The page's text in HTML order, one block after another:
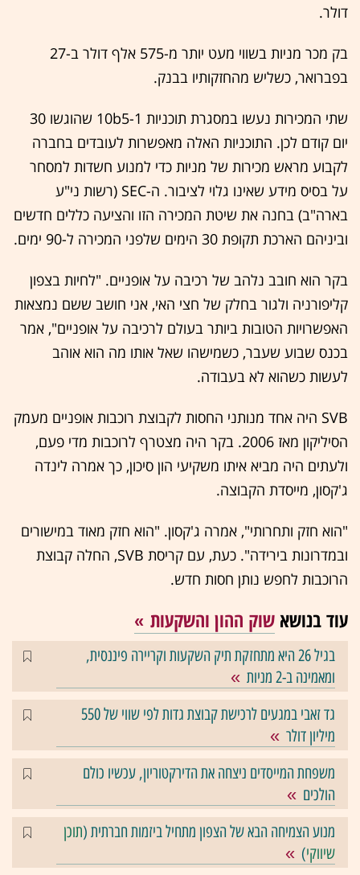
דולר.
בק מכר מניות בשווי מעט יותר מ-575 אלף דולר ב-27
בפברואר, כשליש מהחזקותיו בבנק.
שתי המכירות נעשו במסגרת תוכניות 10b5-1 שהוגשו 30
יום קודם לכן. התוכניות האלה מאפשרות לעובדים בחברה
לקבוע מראש מכירות של מניות כדי למנוע חשדות למסחר
על בסיס מידע שאינו גלוי לציבור. ה-SEC (רשות ני"ע
בארה"ב) בחנה את שיטת המכירה הזו והציעה כללים חדשים
וביניהם הארכת תקופת 30 הימים שלפני המכירה ל-90 ימים.
בקר הוא חובב נלהב של רכיבה על אופניים. "לחיות בצפון
קליפורניה ולגור בחלק של חצי האי, אני חושב ששם נמצאות
האפשרויות הטובות ביותר בעולם לרכיבה על אופניים", אמר
בכנס שבוע שעבר, כשמישהו שאל אותו מה הוא אוהב
לעשות כשהוא לא בעבודה.
SVB היה אחד מנותני החסות לקבוצת רוכבות אופניים מעמק
הסיליקון מאז 2006. בקר היה מצטרף לרוכבות מדי פעם,
ולעתים היה מביא איתו משקיעי הון סיכון, כך אמרה לינדה
ג'קסון, מייסדת הקבוצה.
"הוא חזק ותחרותי", אמרה ג'קסון. "הוא חזק מאוד במישורים
ובמדרונות בירידה". כעת, עם קריסת SVB, החלה קבוצת
הרוכבות לחפש נותן חסות חדש.
עוד בנושא שוק ההון והשקעות
בגיל 26 היא מתחזקת תיק השקעות וקריירה פיננסית,
ומאמינה ב-2 מניות
גד זאבי במגעים לרכישת קבוצת גדות לפי שווי של 550
מיליון דולר
משפחת המייסדים ניצחה את הדירקטוריון, עכשיו כולם
הולכים
מנוע הצמיחה הבא של הצפון מתחיל ביזמות חברתית (תוכן
שיווקי)